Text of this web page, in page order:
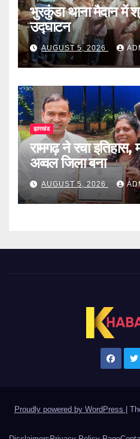
भुरकुंडा थाना मैदान में
उद्घाटन
AUGUST 5, 2026
झारखंड
रामगढ़ ने रचा इतिहास,
अव्वल जिला बना
AUGUST 5, 2026
Proudly powered by WordPress